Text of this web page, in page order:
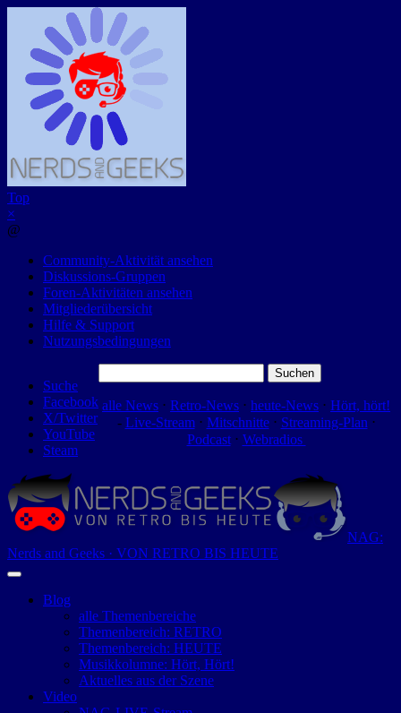
Top
×
@
Community-Aktivität ansehen
Diskussions-Gruppen
Foren-Aktivitäten ansehen
Mitgliederübersicht
Hilfe & Support
Nutzungsbedingungen
Suche
Facebook
X/Twitter
YouTube
Steam
nach:
alle News ⋅ Retro-News ⋅ heute-News ⋅ Hört, hört!
- Live-Stream⋅ Mitschnitte⋅ Streaming-Plan ⋅
Podcast⋅ Webradios
NAG:
Nerds and Geeks · VON RETRO BIS HEUTE
Blog
alle Themenbereiche
Themenbereich: RETRO
Themenbereich: HEUTE
Musikkolumne: Hört, Hört!
Aktuelles aus der Szene
Video